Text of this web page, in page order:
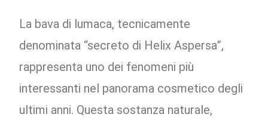
La bava di lumaca, tecnicamente
denominata “secreto di Helix Aspersa”,
rappresenta uno dei fenomeni più
interessanti nel panorama cosmetico degli
ultimi anni. Questa sostanza naturale,